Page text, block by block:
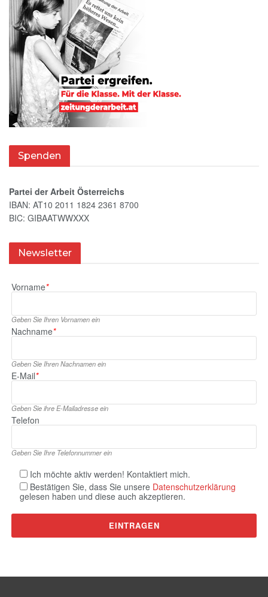
Spenden
Partei der Arbeit Österreichs
IBAN: AT10 2011 1824 2361 8700
BIC: GIBAATWWXXX
Newsletter
Vorname*
Geben Sie Ihren Vornamen ein
Nachname*
Geben Sie Ihren Nachnamen ein
E‑Mail*
Geben Sie ihre E‑Mailadresse ein
Telefon
Geben Sie Ihre Telefonnummer ein
Ich möchte aktiv werden! Kontaktiert mich.
Bestätigen Sie, dass Sie unsere Datenschutzerklärung
gelesen haben und diese auch akzeptieren.